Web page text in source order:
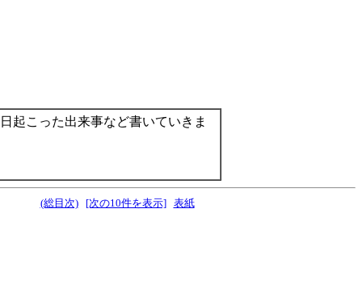
起こった出来事など書いていきま
(総目次) [次の10件を表示] 表紙